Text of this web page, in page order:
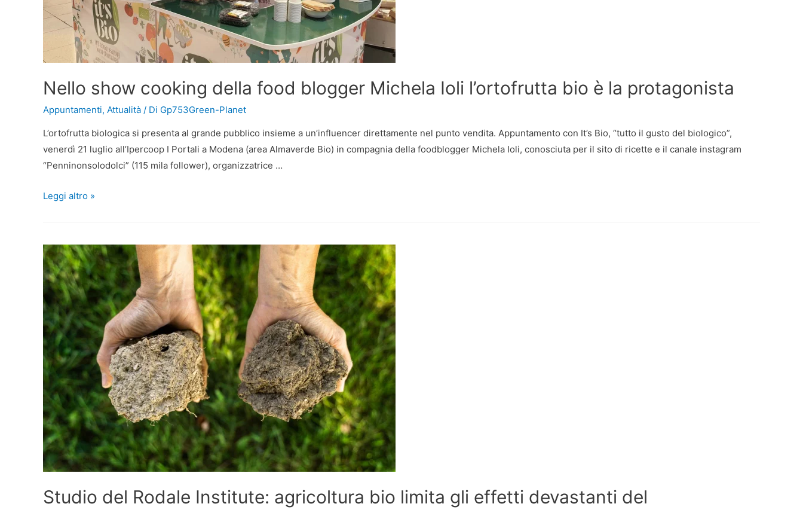
Nello show cooking della food blogger Michela Ioli l’ortofrutta bio è la protagonista
Appuntamenti, Attualità / Di Gp753Green-Planet
L’ortofrutta biologica si presenta al grande pubblico insieme a un’influencer direttamente nel punto vendita. Appuntamento con It’s Bio, “tutto il gusto del biologico”,
venerdì 21 luglio all’Ipercoop I Portali a Modena (area Almaverde Bio) in compagnia della foodblogger Michela Ioli, conosciuta per il sito di ricette e il canale instagram
“Penninonsolodolci” (115 mila follower), organizzatrice …
Leggi altro »
Studio del Rodale Institute: agricoltura bio limita gli effetti devastanti del